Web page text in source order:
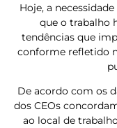
Hoje, a
que o trabalho
tendências que
conforme refletido
De acordo com os
dos CEOs
ao local de